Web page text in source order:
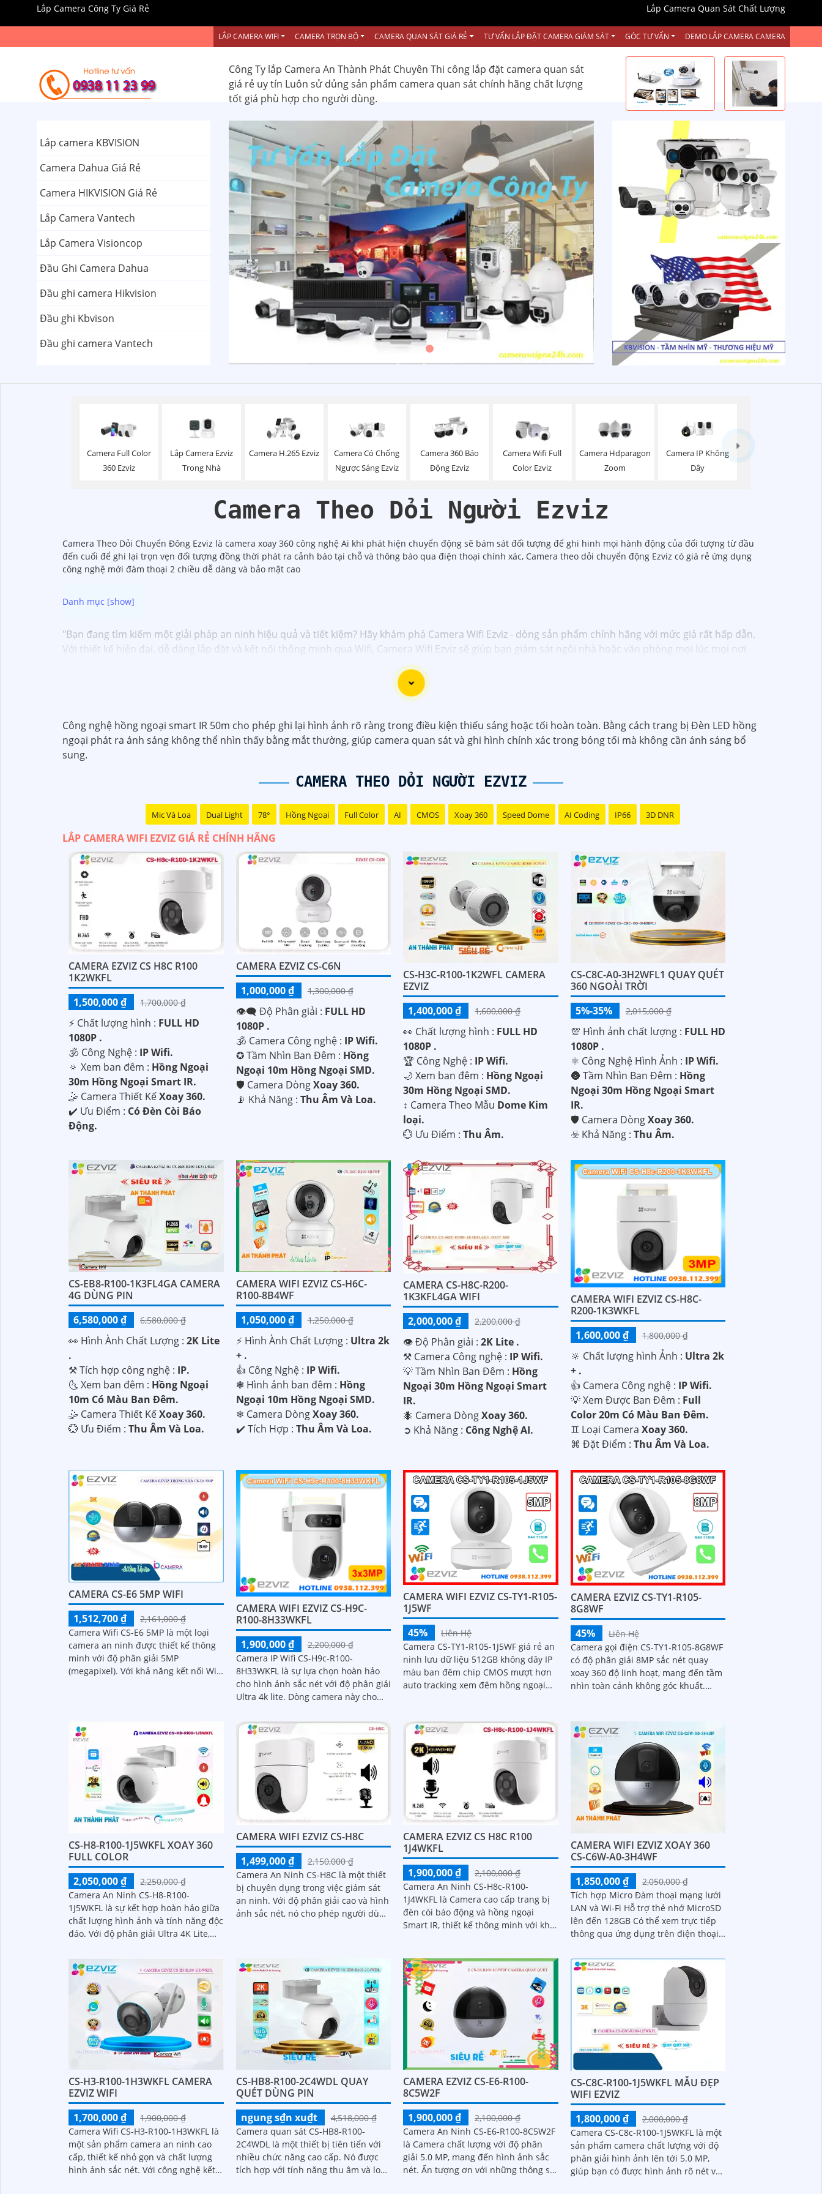
Lắp Camera Công Ty Giá Rẻ Lắp Camera Quan Sát Chất Lượng
LẮP CAMERA WIFI CAMERA TRỌN BỘ CAMERA QUAN SÁT GIÁ RẺ TƯ VẤN LẮP ĐẶT CAMERA GIÁM SÁT GÓC TƯ VẤN DEMO LẮP CAMERA CAMERA
Công Ty lắp Camera An Thành Phát Chuyên Thi công lắp đặt camera quan sát
giá rẻ uy tín Luôn sử dủng sản phẩm camera quan sát chính hãng chất lượng
tốt giá phù hợp cho người dùng.
Lắp camera KBVISION
Camera Dahua Giá Rẻ
Camera HIKVISION Giá Rẻ
Lắp Camera Vantech
Lắp Camera Visioncop
Đầu Ghi Camera Dahua
Đầu ghi camera Hikvision
Đầu ghi Kbvison
Đầu ghi camera Vantech
Camera Full Color
360 Ezviz
Lắp Camera Ezviz
Trong Nhà
Camera H.265 Ezviz
Camera Có Chống
Ngược Sáng Ezviz
Camera 360 Báo
Động Ezviz
Camera Wifi Full
Color Ezviz
Camera Hdparagon
Zoom
Camera IP Không
Dây
Camera Theo Dỏi Người Ezviz
Camera Theo Dỏi Chuyển Đông Ezviz là camera xoay 360 công nghệ Ai khi phát hiện chuyển động sẽ bám sát đối tượng để ghi hinh mọi hành động của đối tượng từ đầu
đến cuối để ghi lại trọn vẹn đối tượng đồng thời phát ra cảnh báo tại chỗ và thông báo qua điện thoại chính xác, Camera theo dỏi chuyển động Ezviz có giá rẻ ứng dụng
công nghệ mới đàm thoại 2 chiều dễ dàng và bảo mật cao
"Bạn đang tìm kiếm một giải pháp an ninh hiệu quả và tiết kiệm? Hãy khám phá Camera Wifi Ezviz - dòng sản phẩm chính hãng với mức giá rất hấp dẫn.
Với thiết kế hiện đại, dễ dàng lắp đặt và kết nối thông minh qua Wifi, Camera Wifi Ezviz sẽ giúp bạn giám sát ngôi nhà hoặc văn phòng mọi lúc mọi nơi
Không chỉ vậy, sản phẩm cũng mang lại chất lượng hình ảnh sắc nét và độ phân giải cao, cho phép bạn theo dõi mọi hoạt động một cách dễ dàng.
Đừng bỏ lỡ cơ hội sở hữu Camera Wifi Ezviz giá rẻ chính hãng để bảo vệ tài sản và gia đình của bạn ngay hôm nay!"
Công nghệ hồng ngoại smart IR 50m cho phép ghi lại hình ảnh rõ ràng trong điều kiện thiếu sáng hoặc tối hoàn toàn. Bằng cách trang bị Đèn LED hồng
ngoại phát ra ánh sáng không thể nhìn thấy bằng mắt thường, giúp camera quan sát và ghi hình chính xác trong bóng tối mà không cần ánh sáng bổ
sung.
CAMERA THEO DỎI NGƯỜI EZVIZ
Mic Và Loa Dual Light 78° Hồng Ngoại Full Color AI CMOS Xoay 360 Speed Dome AI Coding IP66 3D DNR
LẮP CAMERA WIFI EZVIZ GIÁ RẺ CHÍNH HÃNG
CAMERA EZVIZ CS H8C R100
1K2WKFL
1,500,000 ₫
1,700,000 ₫
️⚡ Chất lượng hình : FULL HD
1080P .
🕉️ Công Nghệ : IP Wifi.
🔅 Xem ban đêm : Hồng Ngoại
30m Hồng Ngoại Smart IR.
🤹 Camera Thiết KếXoay 360.
️✔️ Ưu Điểm : Có Đèn Còi Báo
Động.
CAMERA EZVIZ CS-C6N
1,000,000 ₫
1,300,000 ₫
👁️‍🗨 Độ Phân giải : FULL HD
1080P .
🕉️ Camera Công nghệ : IP Wifi.
✪ Tầm Nhìn Ban Đêm : Hồng
Ngoại 10m Hồng Ngoại SMD.
🛡 Camera DòngXoay 360.
️📡 Khả Năng : Thu Âm Và Loa.
CS-H3C-R100-1K2WFL CAMERA
EZVIZ
1,400,000 ₫
1,600,000 ₫
️👀 Chất lượng hình : FULL HD
1080P .
🏆 Công Nghệ : IP Wifi.
🌙 Xem ban đêm : Hồng Ngoại
30m Hồng Ngoại SMD.
↕️ Camera Theo Mẫu Dome Kim
loại.
️💮 Ưu Điểm :Thu Âm.
CS-C8C-A0-3H2WFL1 QUAY QUÉT
360 NGOÀI TRỜI
5%-35%
2,015,000 ₫
💯 Hình ảnh chất lượng : FULL HD
1080P .
⚛️ Công Nghệ Hình Ảnh : IP Wifi.
🌚 Tầm Nhìn Ban Đêm : Hồng
Ngoại 30m Hồng Ngoại Smart
IR.
🛡 Camera DòngXoay 360.
️☣️ Khả Năng : Thu Âm.
CS-EB8-R100-1K3FL4GA CAMERA
4G DÙNG PIN
6,580,000 ₫
6,580,000 ₫
️👀 Hình Ành Chất Lượng : 2K Lite
.
⚒ Tích hợp công nghệ : IP.
🌜 Xem ban đêm : Hồng Ngoại
10m Có Màu Ban Đêm.
🤹 Camera Thiết KếXoay 360.
️💮 Ưu Điểm : Thu Âm Và Loa.
CAMERA WIFI EZVIZ CS-H6C-
R100-8B4WF
1,050,000 ₫
1,250,000 ₫
️⚡ Hình Ành Chất Lượng : Ultra 2k
+ .
👍 Công Nghệ : IP Wifi.
❃ Hình ảnh ban đêm : Hồng
Ngoại 10m Hồng Ngoại SMD.
❄ Camera DòngXoay 360.
️✔️ Tích Hợp : Thu Âm Và Loa.
CAMERA CS-H8C-R200-
1K3KFL4GA WIFI
2,000,000 ₫
2,200,000 ₫
👁 Độ Phân giải :2K Lite .
⚒ Camera Công nghệ : IP Wifi.
💡 Tầm Nhìn Ban Đêm : Hồng
Ngoại 30m Hồng Ngoại Smart
IR.
🐜 Camera DòngXoay 360.
️➲ Khả Năng : Công Nghệ AI.
CAMERA WIFI EZVIZ CS-H8C-
R200-1K3WKFL
1,600,000 ₫
1,800,000 ₫
🔆 Chất lượng hình Ảnh : Ultra 2k
+ .
👍 Camera Công nghệ : IP Wifi.
💡 Xem Được Ban Đêm : Full
Color 20m Có Màu Ban Ðêm.
♊ Loại Camera Xoay 360.
️⌘ Đặt Điểm : Thu Âm Và Loa.
CAMERA CS-E6 5MP WIFI
1,512,700 ₫
2,161,000 ₫
Camera Wifi CS-E6 5MP là một loại
camera an ninh được thiết kế thông
minh với độ phân giải 5MP
(megapixel). Với khả năng kết nối Wifi,
CAMERA WIFI EZVIZ CS-H9C-
R100-8H33WKFL
1,900,000 ₫
2,200,000 ₫
Camera IP Wifi CS-H9c-R100-
8H33WKFL là sự lựa chọn hoàn hảo
cho hình ảnh sắc nét với độ phân giải
Ultra 4k lite. Dòng camera này cho
lượng màu sắc như ban ngày, đến
30m
CAMERA WIFI EZVIZ CS-TY1-R105-
1J5WF
45%
Liên Hệ
Camera CS-TY1-R105-1J5WF giá rẻ an
ninh lưu dữ liệu 512GB không dây IP
màu ban đêm chip CMOS mượt hơn
auto tracking xem đêm hồng ngoại
CAMERA EZVIZ CS-TY1-R105-
8G8WF
45%
Liên Hệ
Camera gọi điện CS-TY1-R105-8G8WF
có độ phân giải 8MP sắc nét quay
xoay 360 độ linh hoạt, mang đến tầm
nhìn toàn cảnh không góc khuất.
kết hợp với tính năng đàm thoại hai
chiều giao tiếp dễ dàng từ xa
CS-H8-R100-1J5WKFL XOAY 360
FULL COLOR
2,050,000 ₫
2,250,000 ₫
Camera An Ninh CS-H8-R100-
1J5WKFL là sự kết hợp hoàn hảo giữa
chất lượng hình ảnh và tính năng độc
đáo. Với độ phân giải Ultra 4K Lite,
ràng, đặc biệt là trong điều kiện ánh
sáng yếu
CAMERA WIFI EZVIZ CS-H8C
1,499,000 ₫
2,150,000 ₫
Camera An Ninh CS-H8C là một thiết
bị chuyên dụng trong việc giám sát
an ninh. Với độ phân giải cao và hình
ảnh sắc nét, nó cho phép người dùng
CAMERA EZVIZ CS H8C R100
1J4WKFL
1,900,000 ₫
2,100,000 ₫
Camera An Ninh CS-H8c-R100-
1J4WKFL là Camera cao cấp trang bị
đèn còi báo động và hồng ngoại
Smart IR, thiết kế thông minh với khả
CAMERA WIFI EZVIZ XOAY 360
CS-C6W-A0-3H4WF
1,850,000 ₫
2,050,000 ₫
Tích hợp Micro Đàm thoại mạng lưới
LAN và Wi-Fi Hỗ trợ thẻ nhớ MicroSD
lên đến 128GB Có thể xem trực tiếp
thông qua ứng dụng trên điện thoại
động,...
CS-H3-R100-1H3WKFL CAMERA
EZVIZ WIFI
1,700,000 ₫
1,900,000 ₫
Camera Wifi CS-H3-R100-1H3WKFL là
một sản phẩm camera an ninh cao
cấp, thiết kế nhỏ gọn và chất lượng
hình ảnh sắc nét. Với công nghệ kết
CS-HB8-R100-2C4WDL QUAY
QUÉT DÙNG PIN
ngung s₫n xu₫t
4,518,000 ₫
Camera quan sát CS-HB8-R100-
2C4WDL là một thiết bị tiên tiến với
nhiều chức năng cao cấp. Nó được
tích hợp với tính năng thu âm và loa
CAMERA EZVIZ CS-E6-R100-
8C5W2F
1,900,000 ₫
2,100,000 ₫
Camera An Ninh CS-E6-R100-8C5W2F
là Camera chất lượng với độ phân
giải 5.0 MP, mang đến hình ảnh sắc
nét. Ấn tượng ơn với những thông số
CS-C8C-R100-1J5WKFL MẪU ĐẸP
WIFI EZVIZ
1,800,000 ₫
2,000,000 ₫
Camera CS-C8c-R100-1J5WKFL là một
sản phẩm camera chất lượng với độ
phân giải hình ảnh lên tới 5.0 MP,
giúp bạn có được hình ảnh rõ nét và